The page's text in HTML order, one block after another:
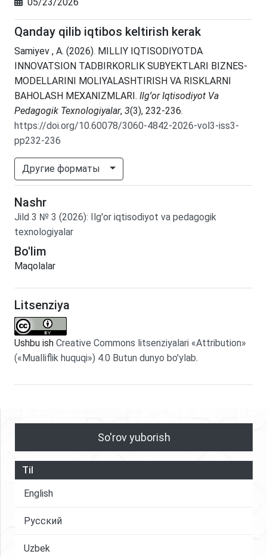
Qanday qilib iqtibos keltirish kerak
Samiyev , A. (2026). MILLIY IQTISODIYOTDA
INNOVATSION TADBIRKORLIK SUBYEKTLARI BIZNES-
MODELLARINI MOLIYALASHTIRISH VA RISKLARNI
BAHOLASH MEXANIZMLARI. Ilgʻor Iqtisodiyot Va
Pedagogik Texnologiyalar, 3(3), 232-236.
https://doi.org/10.60078/3060-4842-2026-vol3-iss3-
pp232-236
Другие форматы
Nashr
Jild 3 № 3 (2026): Ilg'or iqtisodiyot va pedagogik
texnologiyalar
Bo'lim
Maqolalar
Litsenziya
Ushbu ish Creative Commons litsenziyalari «Attribution»
(«Mualliflik huquqi») 4.0 Butun dunyo bo'ylab.
So'rov yuborish
Til
English
Русский
Uzbek